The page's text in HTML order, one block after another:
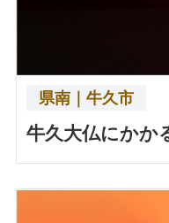
県南｜牛久市
牛久大仏にかか